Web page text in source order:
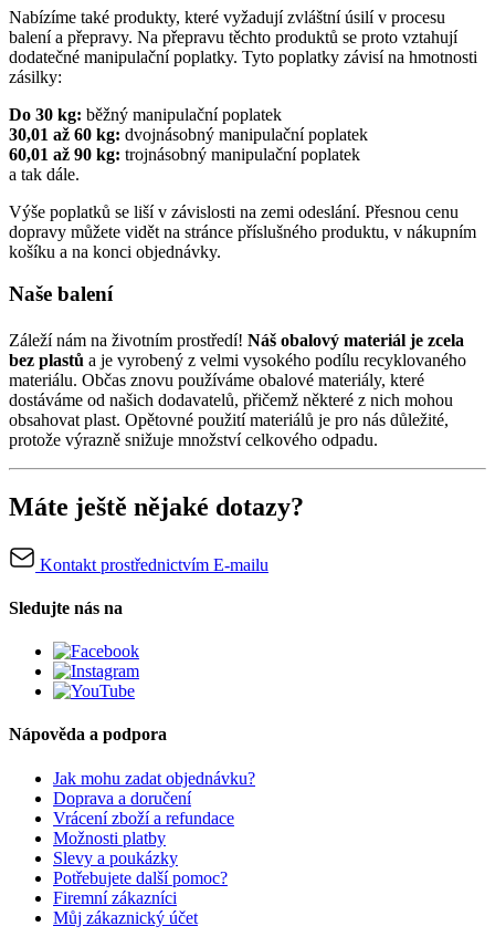
Nabízíme také produkty, které vyžadují zvláštní úsilí v procesu
balení a přepravy. Na přepravu těchto produktů se proto vztahují
dodatečné manipulační poplatky. Tyto poplatky závisí na hmotnosti
zásilky:
Do 30 kg: běžný manipulační poplatek
30,01 až 60 kg: dvojnásobný manipulační poplatek
60,01 až 90 kg: trojnásobný manipulační poplatek
a tak dále.
Výše poplatků se liší v závislosti na zemi odeslání. Přesnou cenu
dopravy můžete vidět na stránce příslušného produktu, v nákupním
košíku a na konci objednávky.
Naše balení
Záleží nám na životním prostředí! Náš obalový materiál je zcela
bez plastů a je vyrobený z velmi vysokého podílu recyklovaného
materiálu. Občas znovu používáme obalové materiály, které
dostáváme od našich dodavatelů, přičemž některé z nich mohou
obsahovat plast. Opětovné použití materiálů je pro nás důležité,
protože výrazně snižuje množství celkového odpadu.
Máte ještě nějaké dotazy?
Kontakt prostřednictvím E-mailu
Sledujte nás na
Nápověda a podpora
Jak mohu zadat objednávku?
Doprava a doručení
Vrácení zboží a refundace
Možnosti platby
Slevy a poukázky
Potřebujete další pomoc?
Firemní zákazníci
Můj zákaznický účet